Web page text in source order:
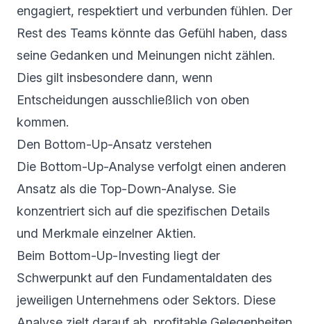
engagiert, respektiert und verbunden fühlen. Der
Rest des Teams könnte das Gefühl haben, dass
seine Gedanken und Meinungen nicht zählen.
Dies gilt insbesondere dann, wenn
Entscheidungen ausschließlich von oben
kommen.
Den Bottom-Up-Ansatz verstehen
Die Bottom-Up-Analyse verfolgt einen anderen
Ansatz als die Top-Down-Analyse. Sie
konzentriert sich auf die spezifischen Details
und Merkmale einzelner Aktien.
Beim Bottom-Up-Investing liegt der
Schwerpunkt auf den Fundamentaldaten des
jeweiligen Unternehmens oder Sektors. Diese